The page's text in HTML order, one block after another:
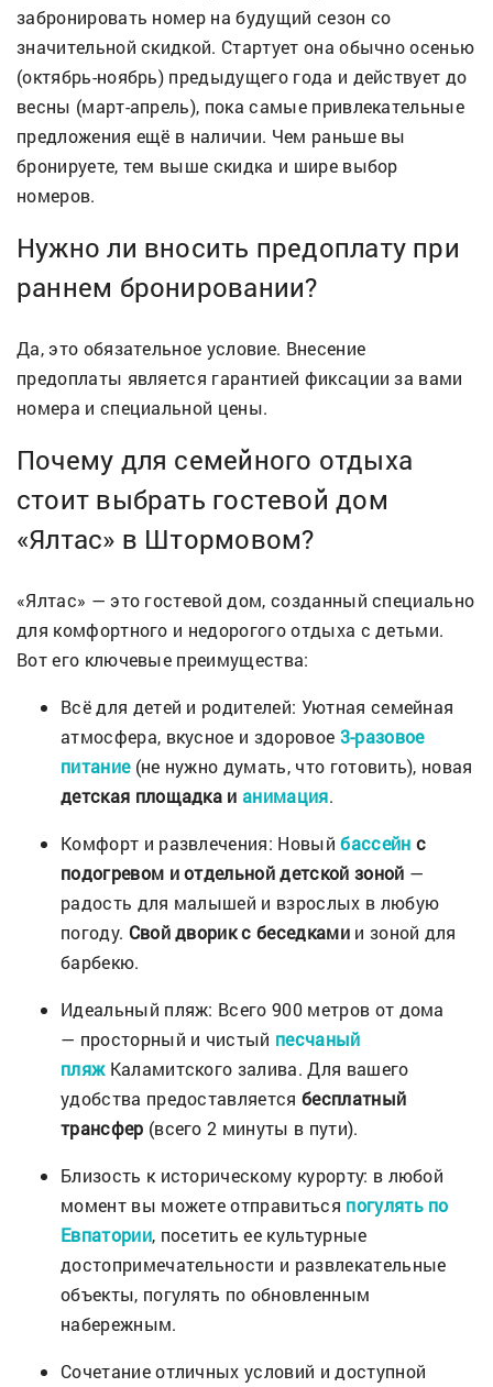
забронировать номер на будущий сезон со
значительной скидкой. Стартует она обычно осенью
(октябрь-ноябрь) предыдущего года и действует до
весны (март-апрель), пока самые привлекательные
предложения ещё в наличии. Чем раньше вы
бронируете, тем выше скидка и шире выбор
номеров.
Нужно ли вносить предоплату при
раннем бронировании?
Да, это обязательное условие. Внесение
предоплаты является гарантией фиксации за вами
номера и специальной цены.
Почему для семейного отдыха
стоит выбрать гостевой дом
«Ялтас» в Штормовом?
«Ялтас» — это гостевой дом, созданный специально
для комфортного и недорогого отдыха с детьми.
Вот его ключевые преимущества:
Всё для детей и родителей: Уютная семейная
атмосфера, вкусное и здоровое 3-разовое
питание(не нужно думать, что готовить), новая
детская площадка ианимация.
Комфорт и развлечения: Новыйбассейн с
подогревом и отдельной детской зоной —
радость для малышей и взрослых в любую
погоду. Свой дворик с беседкамии зоной для
барбекю.
Идеальный пляж: Всего 900 метров от дома
— просторный и чистый песчаный
пляжКаламитского залива. Для вашего
удобства предоставляетсябесплатный
трансфер (всего 2 минуты в пути).
Близость к историческому курорту: в любой
момент вы можете отправиться погулять по
Евпатории, посетить ее культурные
достопримечательности и развлекательные
объекты, погулять по обновленным
набережным.
Сочетание отличных условий и доступной